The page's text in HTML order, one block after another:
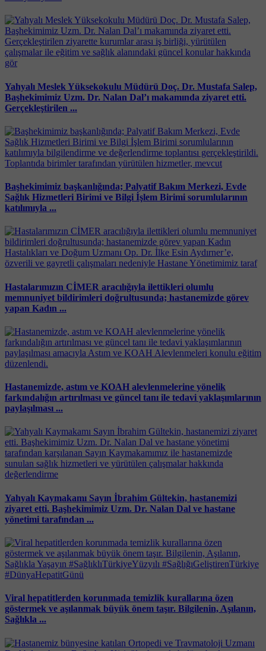
Yahyalı Meslek Yüksekokulu Müdürü Doç. Dr. Mustafa Salep,
Başhekimimiz Uzm. Dr. Nalan Dal’ı makamında ziyaret etti.
Gerçekleştirilen ...
Başhekimimiz başkanlığında; Palyatif Bakım Merkezi, Evde
Sağlık Hizmetleri Birimi ve Bilgi İşlem Birimi sorumlularının
katılımıyla ...
Hastalarımızın CİMER aracılığıyla ilettikleri olumlu
memnuniyet bildirimleri doğrultusunda; hastanemizde görev
yapan Kadın ...
Hastanemizde, astım ve KOAH alevlenmelerine yönelik
farkındalığın artırılması ve güncel tanı ile tedavi yaklaşımlarının
paylaşılması ...
Yahyalı Kaymakamı Sayın İbrahim Gültekin, hastanemizi
ziyaret etti. Başhekimimiz Uzm. Dr. Nalan Dal ve hastane
yönetimi tarafından ...
Viral hepatitlerden korunmada temizlik kurallarına özen
göstermek ve aşılanmak büyük önem taşır. Bilgilenin, Aşılanın,
Sağlıkla ...